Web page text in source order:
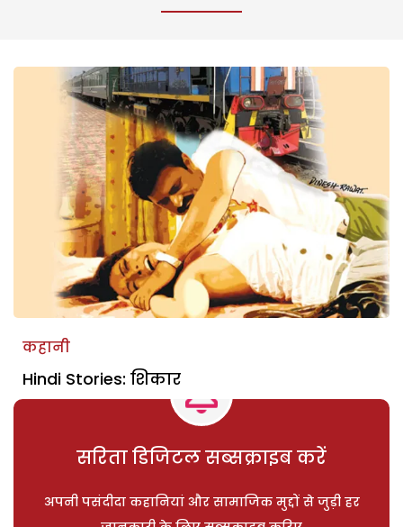
कहानी
Hindi Stories: शिकार
सरिता डिजिटल सब्सक्राइब करें
अपनी पसंदीदा कहानियां और सामाजिक मुद्दों से जुड़ी हर